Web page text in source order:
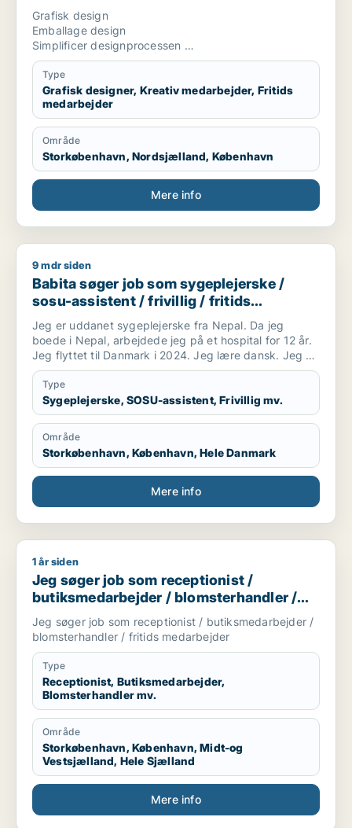
Grafisk design
Emballage design
Simplificer designprocessen
CVI/design manual udførelse vedligehold og udvikling
Animationer
Video udvikling
Trend mood boards
Tilbudsdesign
Adobe cloud programmer
Excel design
Andre design områder
Skolevikar
Unge uddannelser underviser
Grafis design underviser
Unge medarbejder
Coach unge
Sprog dansk engels fransk
Type
Grafisk designer, Kreativ medarbejder, Fritids
medarbejder
Område
Storkøbenhavn, Nordsjælland, København
Mere info
Babita søger job som sygeplejerske / sosu-assistent /
9 mdr siden
Babita søger job som sygeplejerske /
sosu-assistent / frivillig / fritids
medarbejder
Jeg er uddanet sygeplejerske fra Nepal. Da jeg
boede i Nepal, arbejdede jeg på et hospital for 12 år.
Jeg flyttet til Danmark i 2024. Jeg lære dansk. Jeg vil
gerne arbejde som SOSU hjælper(ufaglærte).
Type
Sygeplejerske, SOSU-assistent, Frivillig mv.
Område
Storkøbenhavn, København, Hele Danmark
Mere info
Jeg søger job som receptionist / butiksmedarbejder /
1 år siden
Jeg søger job som receptionist /
butiksmedarbejder / blomsterhandler /
fritids medarbejder
Jeg søger job som receptionist / butiksmedarbejder /
blomsterhandler / fritids medarbejder
Type
Receptionist, Butiksmedarbejder,
Blomsterhandler mv.
Område
Storkøbenhavn, København, Midt-og
Vestsjælland, Hele Sjælland
Mere info